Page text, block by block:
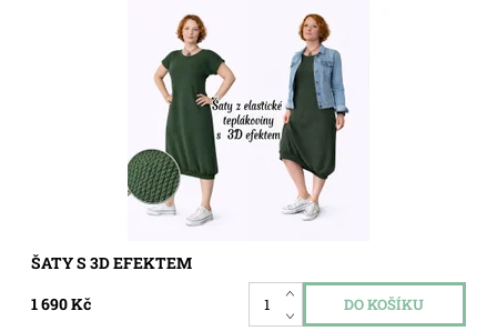
Skladem
8216029
ŠATY S 3D EFEKTEM
1 690 Kč